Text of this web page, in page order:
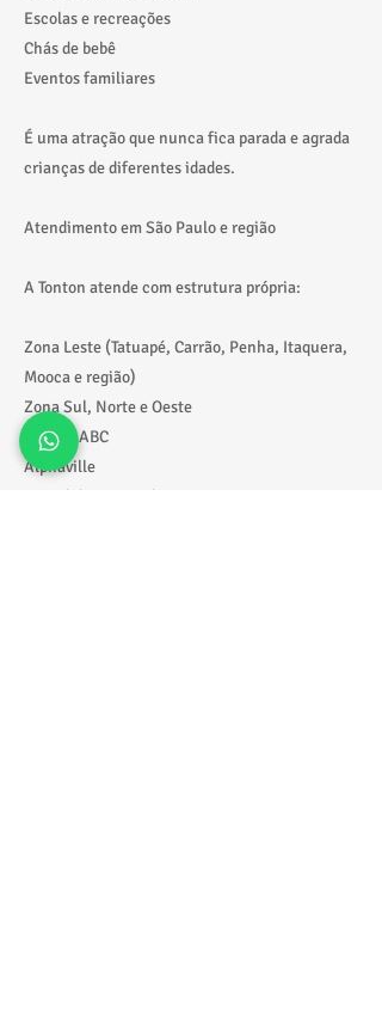
Escolas e recreações
Chás de bebê
Eventos familiares
É uma atração que nunca fica parada e agrada
crianças de diferentes idades.
Atendimento em São Paulo e região
A Tonton atende com estrutura própria:
Zona Leste (Tatuapé, Carrão, Penha, Itaquera,
Mooca e região)
Zona Sul, Norte e Oeste
Grande ABC
Alphaville
Litoral de São Paulo